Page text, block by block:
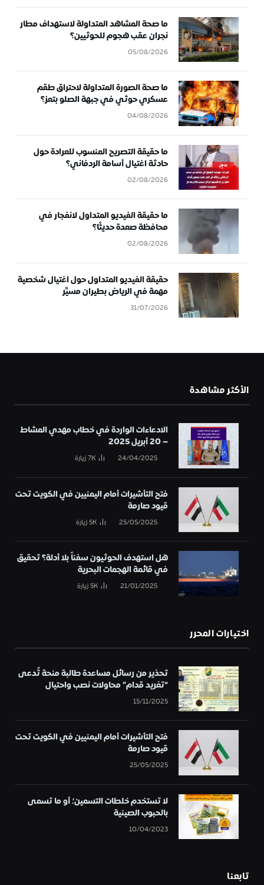
ما صحة المشاهد المتداولة لاستهداف مطار
نجران عقب هجوم للحوثيين؟
05/08/2026
ما صحة الصورة المتداولة لاحتراق طقم
عسكري حوثي في جبهة الصلو بتعز؟
04/08/2026
ما حقيقة التصريح المنسوب للعرادة حول
حادثة اغتيال أسامة الردفاني؟
02/08/2026
ما حقيقة الفيديو المتداول لانفجار في
محافظة صعدة حديثًا؟
02/08/2026
حقيقة الفيديو المتداول حول اغتيال شخصية
مهمة في الرياض بطيران مسيَّر
31/07/2026
الأكثر مشاهدة
الادعاءات الواردة في خطاب مهدي المشاط
– 20 أبريل 2025
24/04/2025
7Kزيارة
فتح التأشيرات أمام اليمنيين في الكويت تحت
قيود صارمة
25/05/2025
5Kزيارة
هل استهدف الحوثيون سفناً بلا أدلة؟ تحقيق
في قائمة الهجمات البحرية
21/01/2025
5Kزيارة
اختيارات المحرر
تحذير من رسائل مساعدة طالبة منحة تُدعى
“تغريد قدام” محاولات نصب واحتيال
15/11/2025
فتح التأشيرات أمام اليمنيين في الكويت تحت
قيود صارمة
25/05/2025
لا تستخدم خلطات التسمين؛ أو ما تسمى
بالحبوب الصينية
10/04/2023
تابعنا